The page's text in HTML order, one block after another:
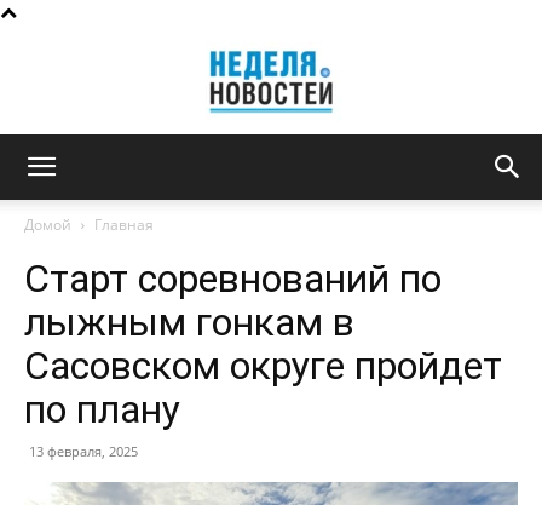
новостей
Домой Главная
Старт соревнований по
лыжным гонкам в
Сасовском округе пройдет
по плану
13 февраля, 2025